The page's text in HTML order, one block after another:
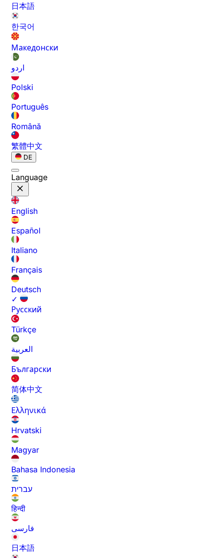
日本語
한국어
Македонски
اردو
Polski
Português
Română
繁體中文
DE
Language
English
Español
Italiano
Français
Deutsch
✓
Русский
Türkçe
العربية
Български
简体中文
Ελληνικά
Hrvatski
Magyar
Bahasa Indonesia
עברית
हिन्दी
فارسی
日本語